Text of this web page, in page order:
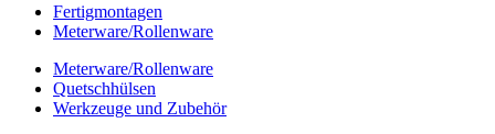
Fertigmontagen
Meterware/Rollenware
Meterware/Rollenware
Quetschhülsen
Werkzeuge und Zubehör